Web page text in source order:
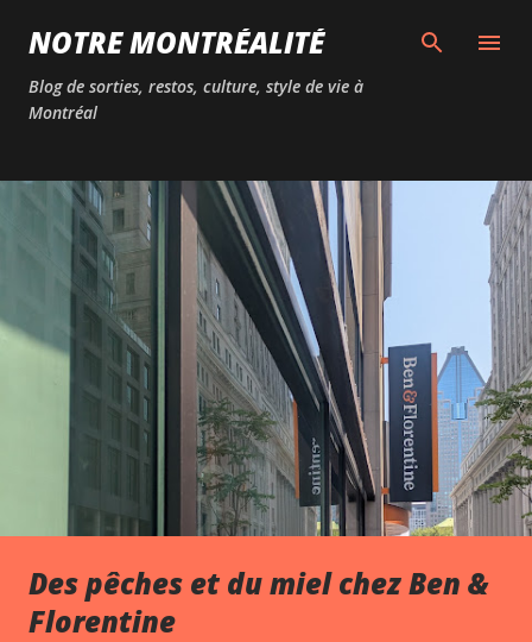
Passer au contenu principal
NOTRE MONTRÉALITÉ
Blog de sorties, restos, culture, style de vie à
Montréal
Des pêches et du miel chez Ben &
Florentine